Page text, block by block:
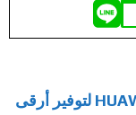
هواوي تطرح ساعة HUAWEI WATCH GT 2 لتوفير أرقى